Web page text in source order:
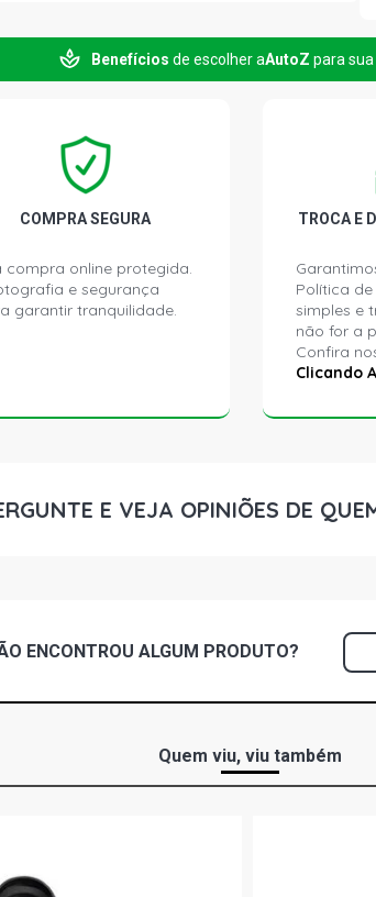
Benefícios de escolher aAutoZ para
COMPRA SEGURA
compra online protegida.
e segurança
garantir tranquilidade.
TROCA E
Política
simples e
não for a
Confira
Clicando
E VEJA OPINIÕES DE
ENCONTROU ALGUM PRODUTO?
Quem viu, viu também